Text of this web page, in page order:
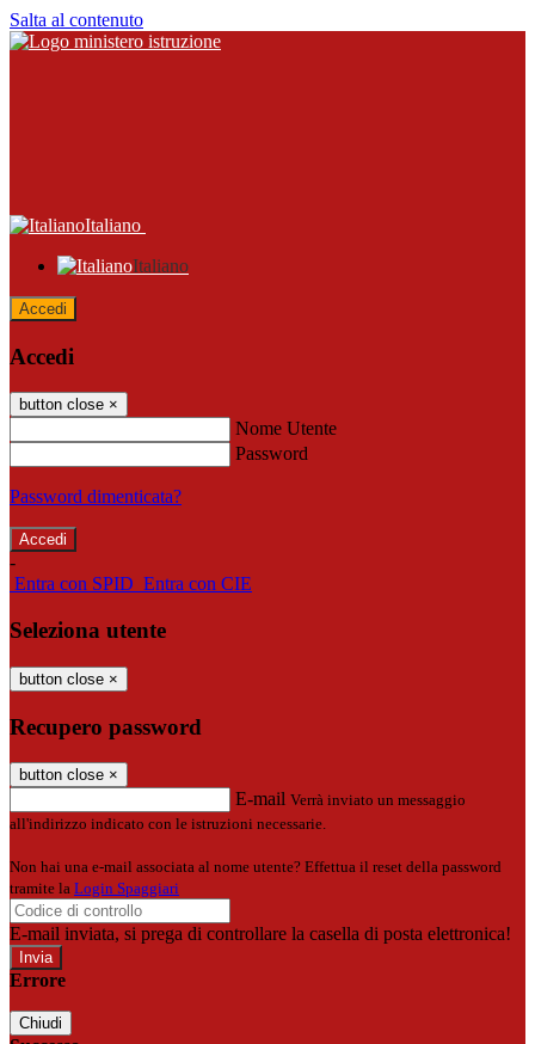
Salta al contenuto
Italiano
Italiano
Accedi
Accedi
button close ×
Nome Utente
Password
Password dimenticata?
-
Entra con SPID Entra con CIE
Seleziona utente
button close ×
Recupero password
button close ×
E-mail Verrà inviato un messaggio
all'indirizzo indicato con le istruzioni necessarie.
Non hai una e-mail associata al nome utente? Effettua il reset della password
tramite la Login Spaggiari
E-mail inviata, si prega di controllare la casella di posta elettronica!
Errore
Chiudi